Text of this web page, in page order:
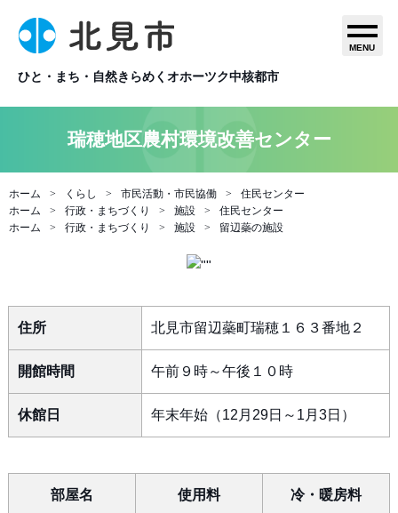
ひと・まち・自然きらめくオホーツク中核都市
MENU
瑞穂地区農村環境改善センター
ホーム くらし 市民活動・市民協働
住民センター
ホーム
行政・まちづくり 施設
住民センター
ホーム
行政・まちづくり 施設 留辺蘂の施設
住所 北見市留辺蘂町瑞穂１６３番地２
開館時間 午前９時～午後１０時
休館日 年末年始（12月29日～1月3日）
部屋名 使用料 冷・暖房料